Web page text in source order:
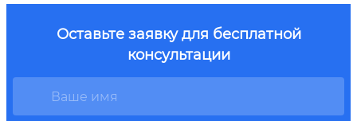
Оставьте заявку для бесплатной
консультации